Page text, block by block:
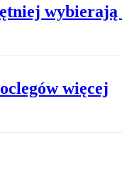
wybierają
więcej